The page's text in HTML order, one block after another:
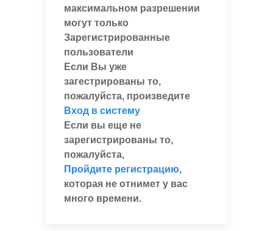
максимальном разрешении
могут только
Зарегистрированные
пользователи
Если Вы уже
загестрированы то,
пожалуйста, произведите
Вход в систему
Если вы еще не
зарегистрированы то,
пожалуйста,
Пройдите регистрацию,
которая не отнимет у вас
много времени.